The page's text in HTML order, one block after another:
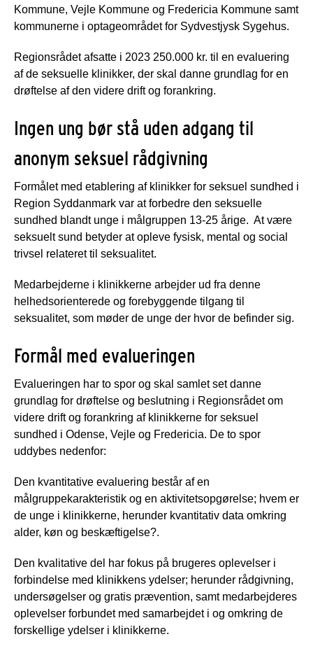
Kommune, Vejle Kommune og Fredericia Kommune samt
kommunerne i optageområdet for Sydvestjysk Sygehus.
Regionsrådet afsatte i 2023 250.000 kr. til en evaluering
af de seksuelle klinikker, der skal danne grundlag for en
drøftelse af den videre drift og forankring.
Ingen ung bør stå uden adgang til
anonym seksuel rådgivning
Formålet med etablering af klinikker for seksuel sundhed i
Region Syddanmark var at forbedre den seksuelle
sundhed blandt unge i målgruppen 13-25 årige. At være
seksuelt sund betyder at opleve fysisk, mental og social
trivsel relateret til seksualitet.
Medarbejderne i klinikkerne arbejder ud fra denne
helhedsorienterede og forebyggende tilgang til
seksualitet, som møder de unge der hvor de befinder sig.
Formål med evalueringen
Evalueringen har to spor og skal samlet set danne
grundlag for drøftelse og beslutning i Regionsrådet om
videre drift og forankring af klinikkerne for seksuel
sundhed i Odense, Vejle og Fredericia. De to spor
uddybes nedenfor:
Den kvantitative evaluering består af en
målgruppekarakteristik og en aktivitetsopgørelse; hvem er
de unge i klinikkerne, herunder kvantitativ data omkring
alder, køn og beskæftigelse?.
Den kvalitative del har fokus på brugeres oplevelser i
forbindelse med klinikkens ydelser; herunder rådgivning,
undersøgelser og gratis prævention, samt medarbejderes
oplevelser forbundet med samarbejdet i og omkring de
forskellige ydelser i klinikkerne.